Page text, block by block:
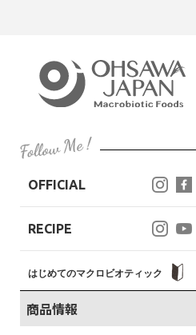
OFFICIAL
RECIPE
はじめてのマクロビオティック
商品情報